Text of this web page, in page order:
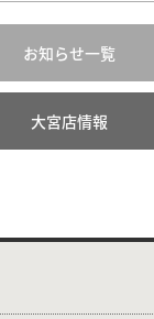
お知らせ一覧
大宮店情報